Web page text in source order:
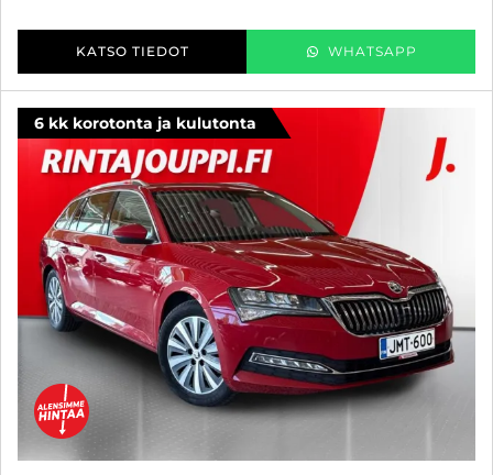
KATSO TIEDOT WHATSAPP
6 kk korotonta ja kulutonta